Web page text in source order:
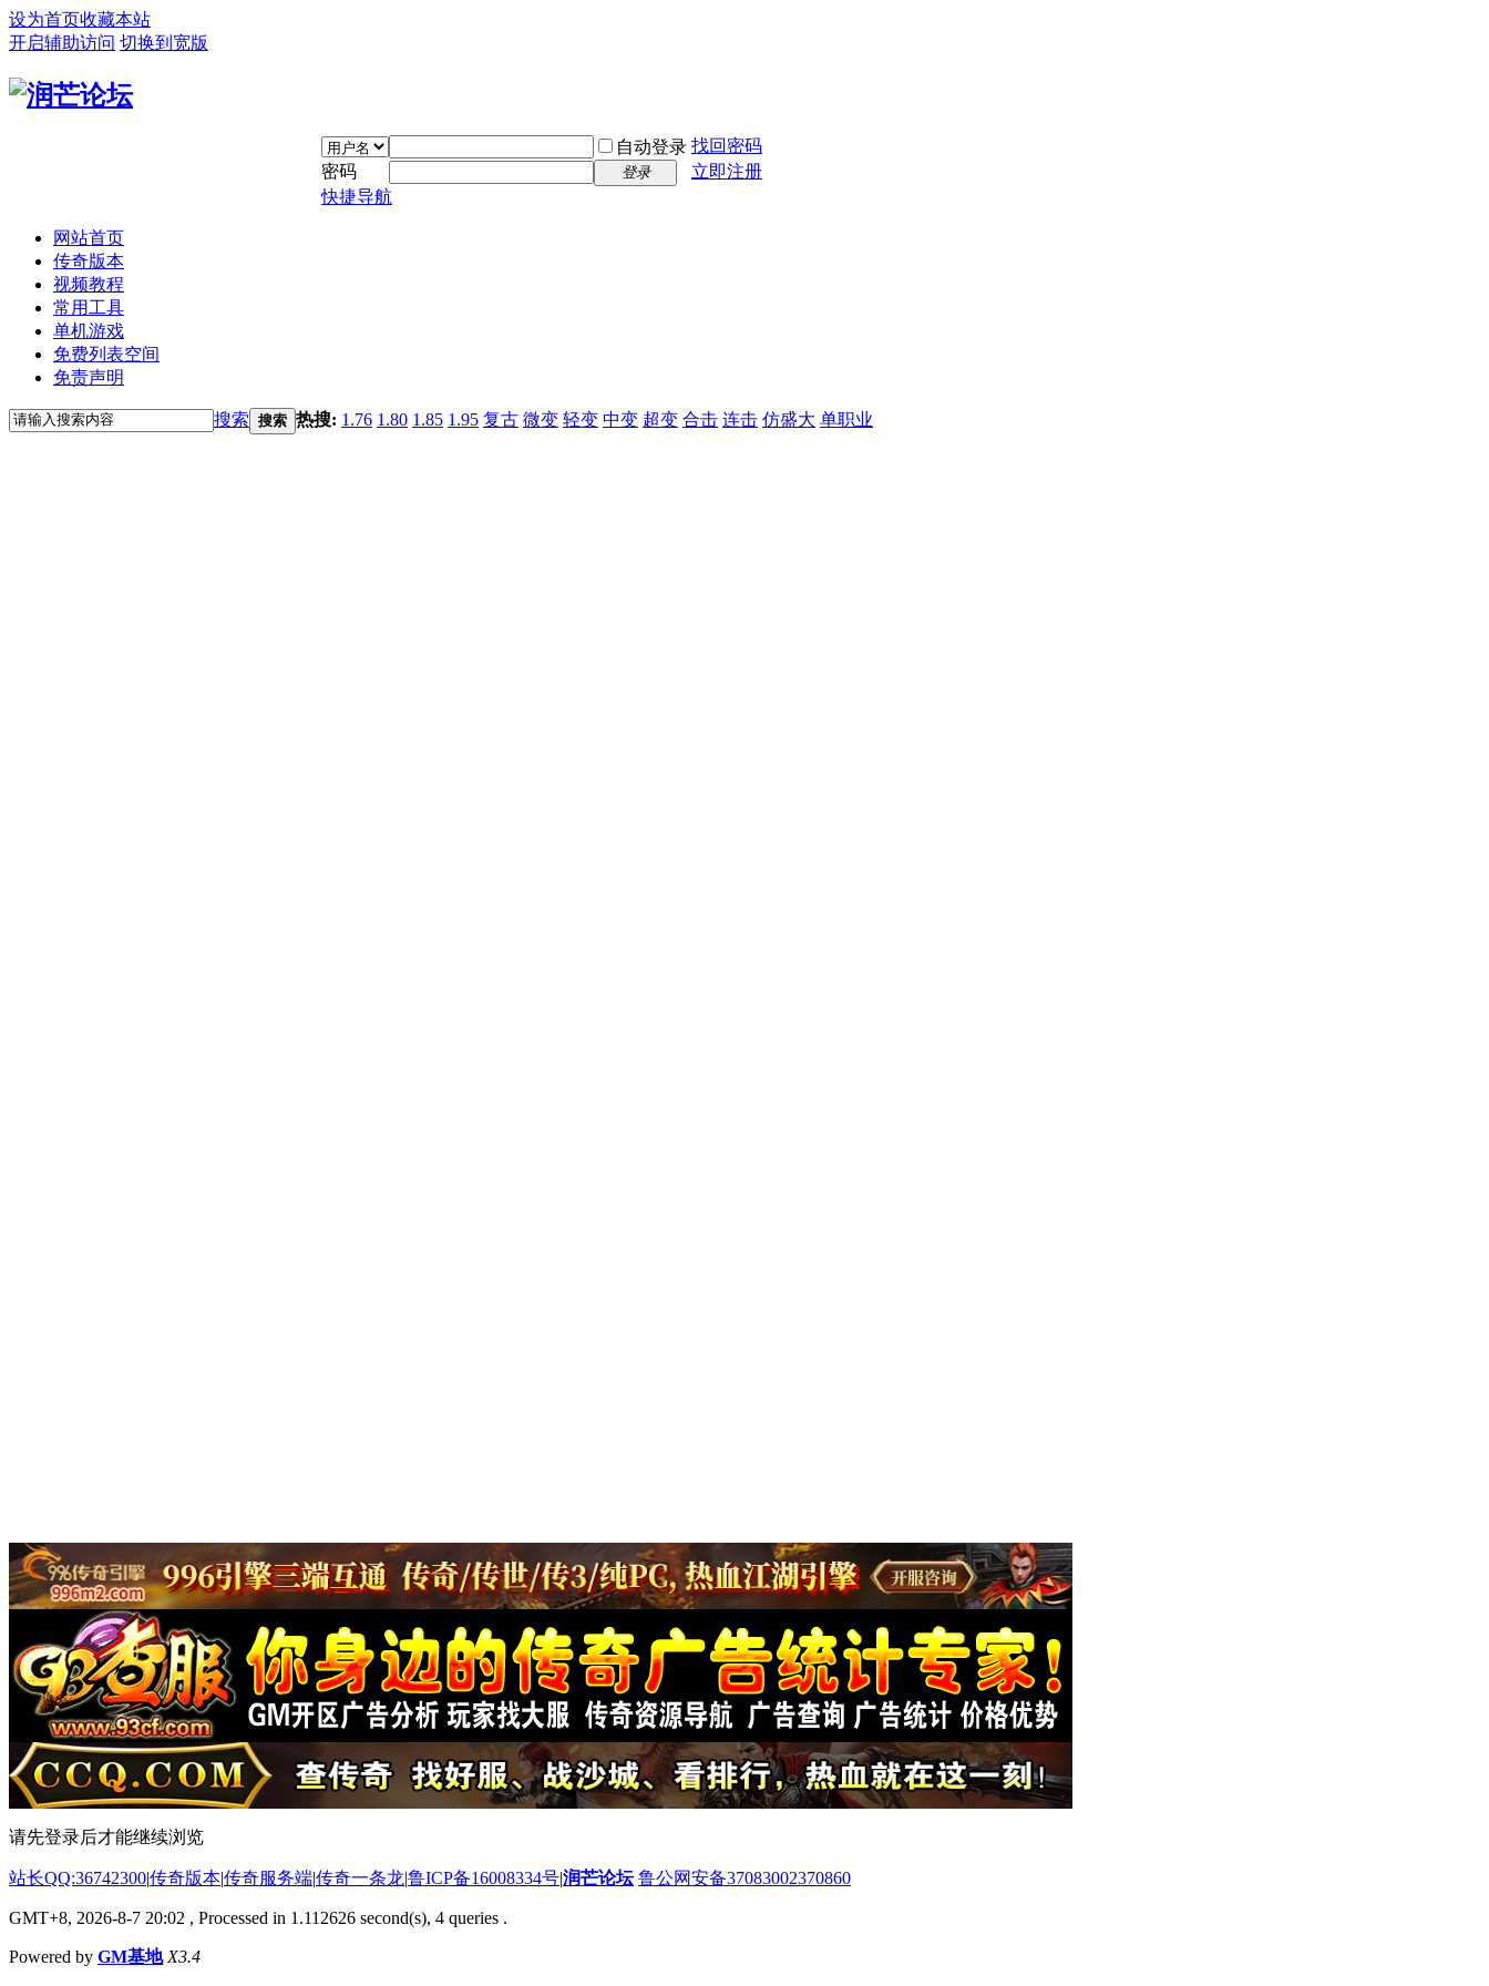
设为首页收藏本站
开启辅助访问 切换到宽版
自动登录 找回密码
密码
登录
立即注册
快捷导航
网站首页
传奇版本
视频教程
常用工具
单机游戏
免费列表空间
免责声明
搜索 搜索 热搜: 1.76 1.80 1.85 1.95 复古 微变 轻变 中变 超变 合击 连击 仿盛大 单职业
请先登录后才能继续浏览
站长QQ:36742300|传奇版本|传奇服务端|传奇一条龙|鲁ICP备16008334号|润芒论坛 鲁公网安备37083002370860
GMT+8, 2026-8-7 20:02 , Processed in 1.112626 second(s), 4 queries .
Powered by GM基地 X3.4